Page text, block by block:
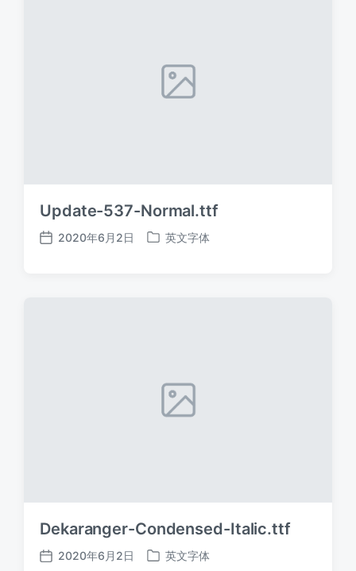
Update-537-Normal.ttf
发
2020年6月2日
发
英文字体
Dekaranger-Condensed-Italic.ttf
发
2020年6月2日
发
英文字体